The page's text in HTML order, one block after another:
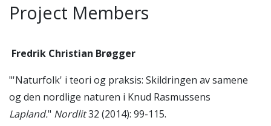
Project Members
Fredrik Christian Brøgger
"'Naturfolk' i teori og praksis: Skildringen av samene
og den nordlige naturen i Knud Rasmussens
Lapland." Nordlit32 (2014): 99-115.